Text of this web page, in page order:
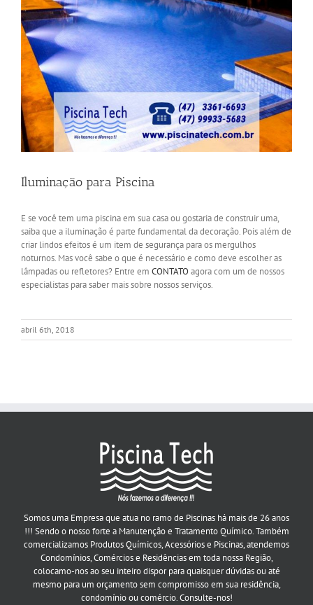
Iluminação para Piscina
E se você tem uma piscina em sua casa ou gostaria de construir uma,
saiba que a iluminação é parte fundamental da decoração. Pois além de
criar lindos efeitos é um item de segurança para os mergulhos
noturnos. Mas você sabe o que é necessário e como deve escolher as
lâmpadas ou refletores? Entre em CONTATOagora com um de nossos
especialistas para saber mais sobre nossos serviços.
abril 6th, 2018
Somos uma Empresa que atua no ramo de Piscinas há mais de 26 anos
!!! Sendo o nosso forte a Manutenção e Tratamento Químico. Também
comercializamos Produtos Químicos, Acessórios e Piscinas, atendemos
Condomínios, Comércios e Residências em toda nossa Região,
colocamo-nos ao seu inteiro dispor para quaisquer dúvidas ou até
mesmo para um orçamento sem compromisso em sua residência,
condomínio ou comércio. Consulte-nos!